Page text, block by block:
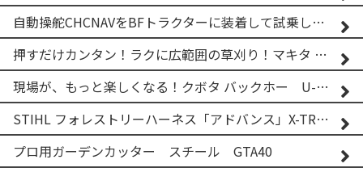
自動操舵CHCNAVをBFトラクターに装着して試乗してみた！！ CHCNAV NX610
押すだけカンタン！ラクに広範囲の草刈り！マキタ バッテリー式草刈り機 MUG001G 2
現場が、もっと楽しくなる！クボタ バックホー U-25-3A
STIHL フォレストリーハーネス「アドバンス」X-TREEm
プロ用ガーデンカッター スチール GTA40